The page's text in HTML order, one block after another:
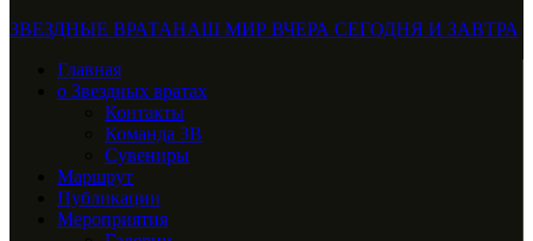
ЗВЕЗДНЫЕ ВРАТАНАШ МИР ВЧЕРА СЕГОДНЯ И ЗАВТРА
Главная
о Звездных вратах
Контакты
Команда ЗВ
Сувениры
Маршрут
Публикации
Мероприятия